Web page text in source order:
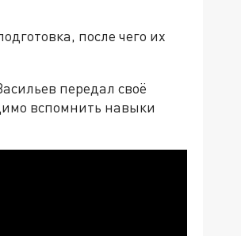
после чего их
передал своё
вспомнить навыки